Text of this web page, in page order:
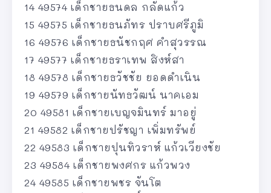
14 49574 เด็กชายธนดล กลัดแก้ว
15 49575 เด็กชายธนภัทร ปราบศรีภูมิ
16 49576 เด็กชายธนัชกฤศ คำสุวรรณ
17 49577 เด็กชายธราเทพ สิงห์สา
18 49578 เด็กชายธวัชชัย ยอดดำเนิน
19 49579 เด็กชายนัทธวัฒน์ นาคเอม
20 49581 เด็กชายเบญจมินทร์ มาอยู่
21 49582 เด็กชายปรัชญา เพิ่มทรัพย์
22 49583 เด็กชายปุนทิวราห์ แก้วเวียงชัย
23 49584 เด็กชายพงศกร แก้วพวง
24 49585 เด็กชายพชร จันโต